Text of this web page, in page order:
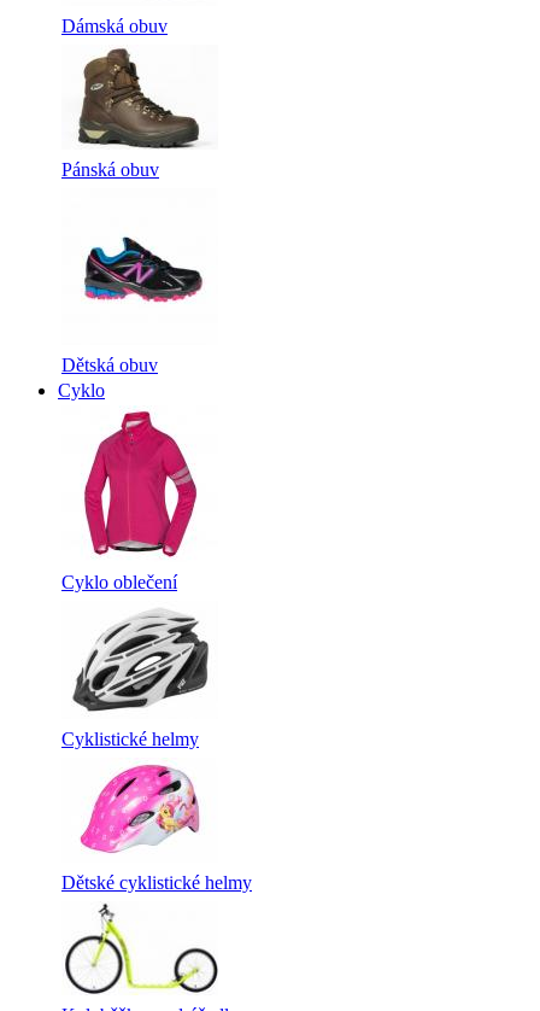
Dámská obuv
Pánská obuv
Dětská obuv
Cyklo
Cyklo oblečení
Cyklistické helmy
Dětské cyklistické helmy